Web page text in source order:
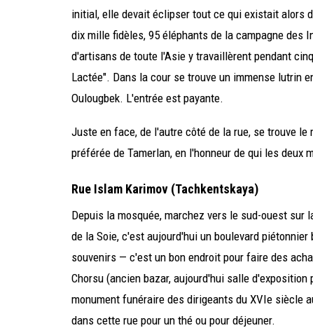
initial, elle devait éclipser tout ce qui existait alors
dix mille fidèles, 95 éléphants de la campagne des
d'artisans de toute l'Asie y travaillèrent pendant
Lactée". Dans la cour se trouve un immense lutrin
Oulougbek. L'entrée est payante.
Juste en face, de l'autre côté de la rue, se trouve le
préférée de Tamerlan, en l'honneur de qui les deux
Rue Islam Karimov (Tachkentskaya)
Depuis la mosquée, marchez vers le sud-ouest sur
de la Soie, c'est aujourd'hui un boulevard
souvenirs — c'est un bon endroit pour faire des
Chorsu (ancien bazar, aujourd'hui salle
monument funéraire des dirigeants du XVIe siècle
dans cette rue pour un thé ou pour déjeuner.